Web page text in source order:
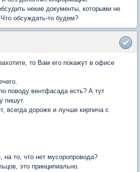
некие документы, которыми не
обсуждать-то будем?
то Вам его покажут в офисе
поводу вентфасада есть? А тут
пишут.
всегда дороже и лучше кирпича с
на то, что нет мусоропровода?
это принципиально.